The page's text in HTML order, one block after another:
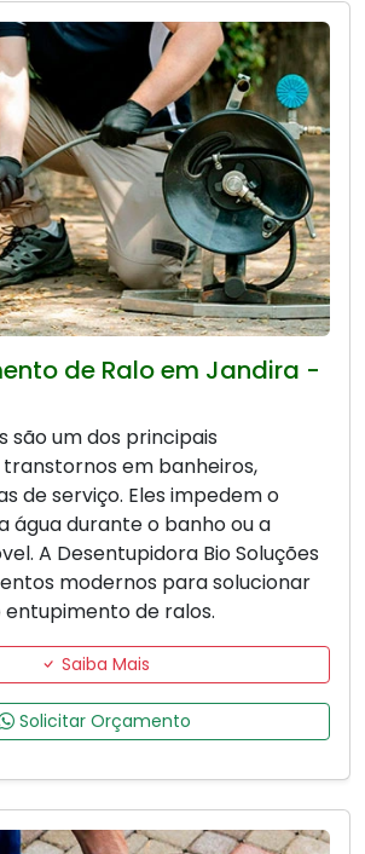
de Ralo em Jandira -
são um dos principais
em banheiros,
de serviço. Eles impedem o
água durante o banho ou a
A Desentupidora Bio Soluções
modernos para solucionar
de ralos.
Saiba Mais
Solicitar Orçamento